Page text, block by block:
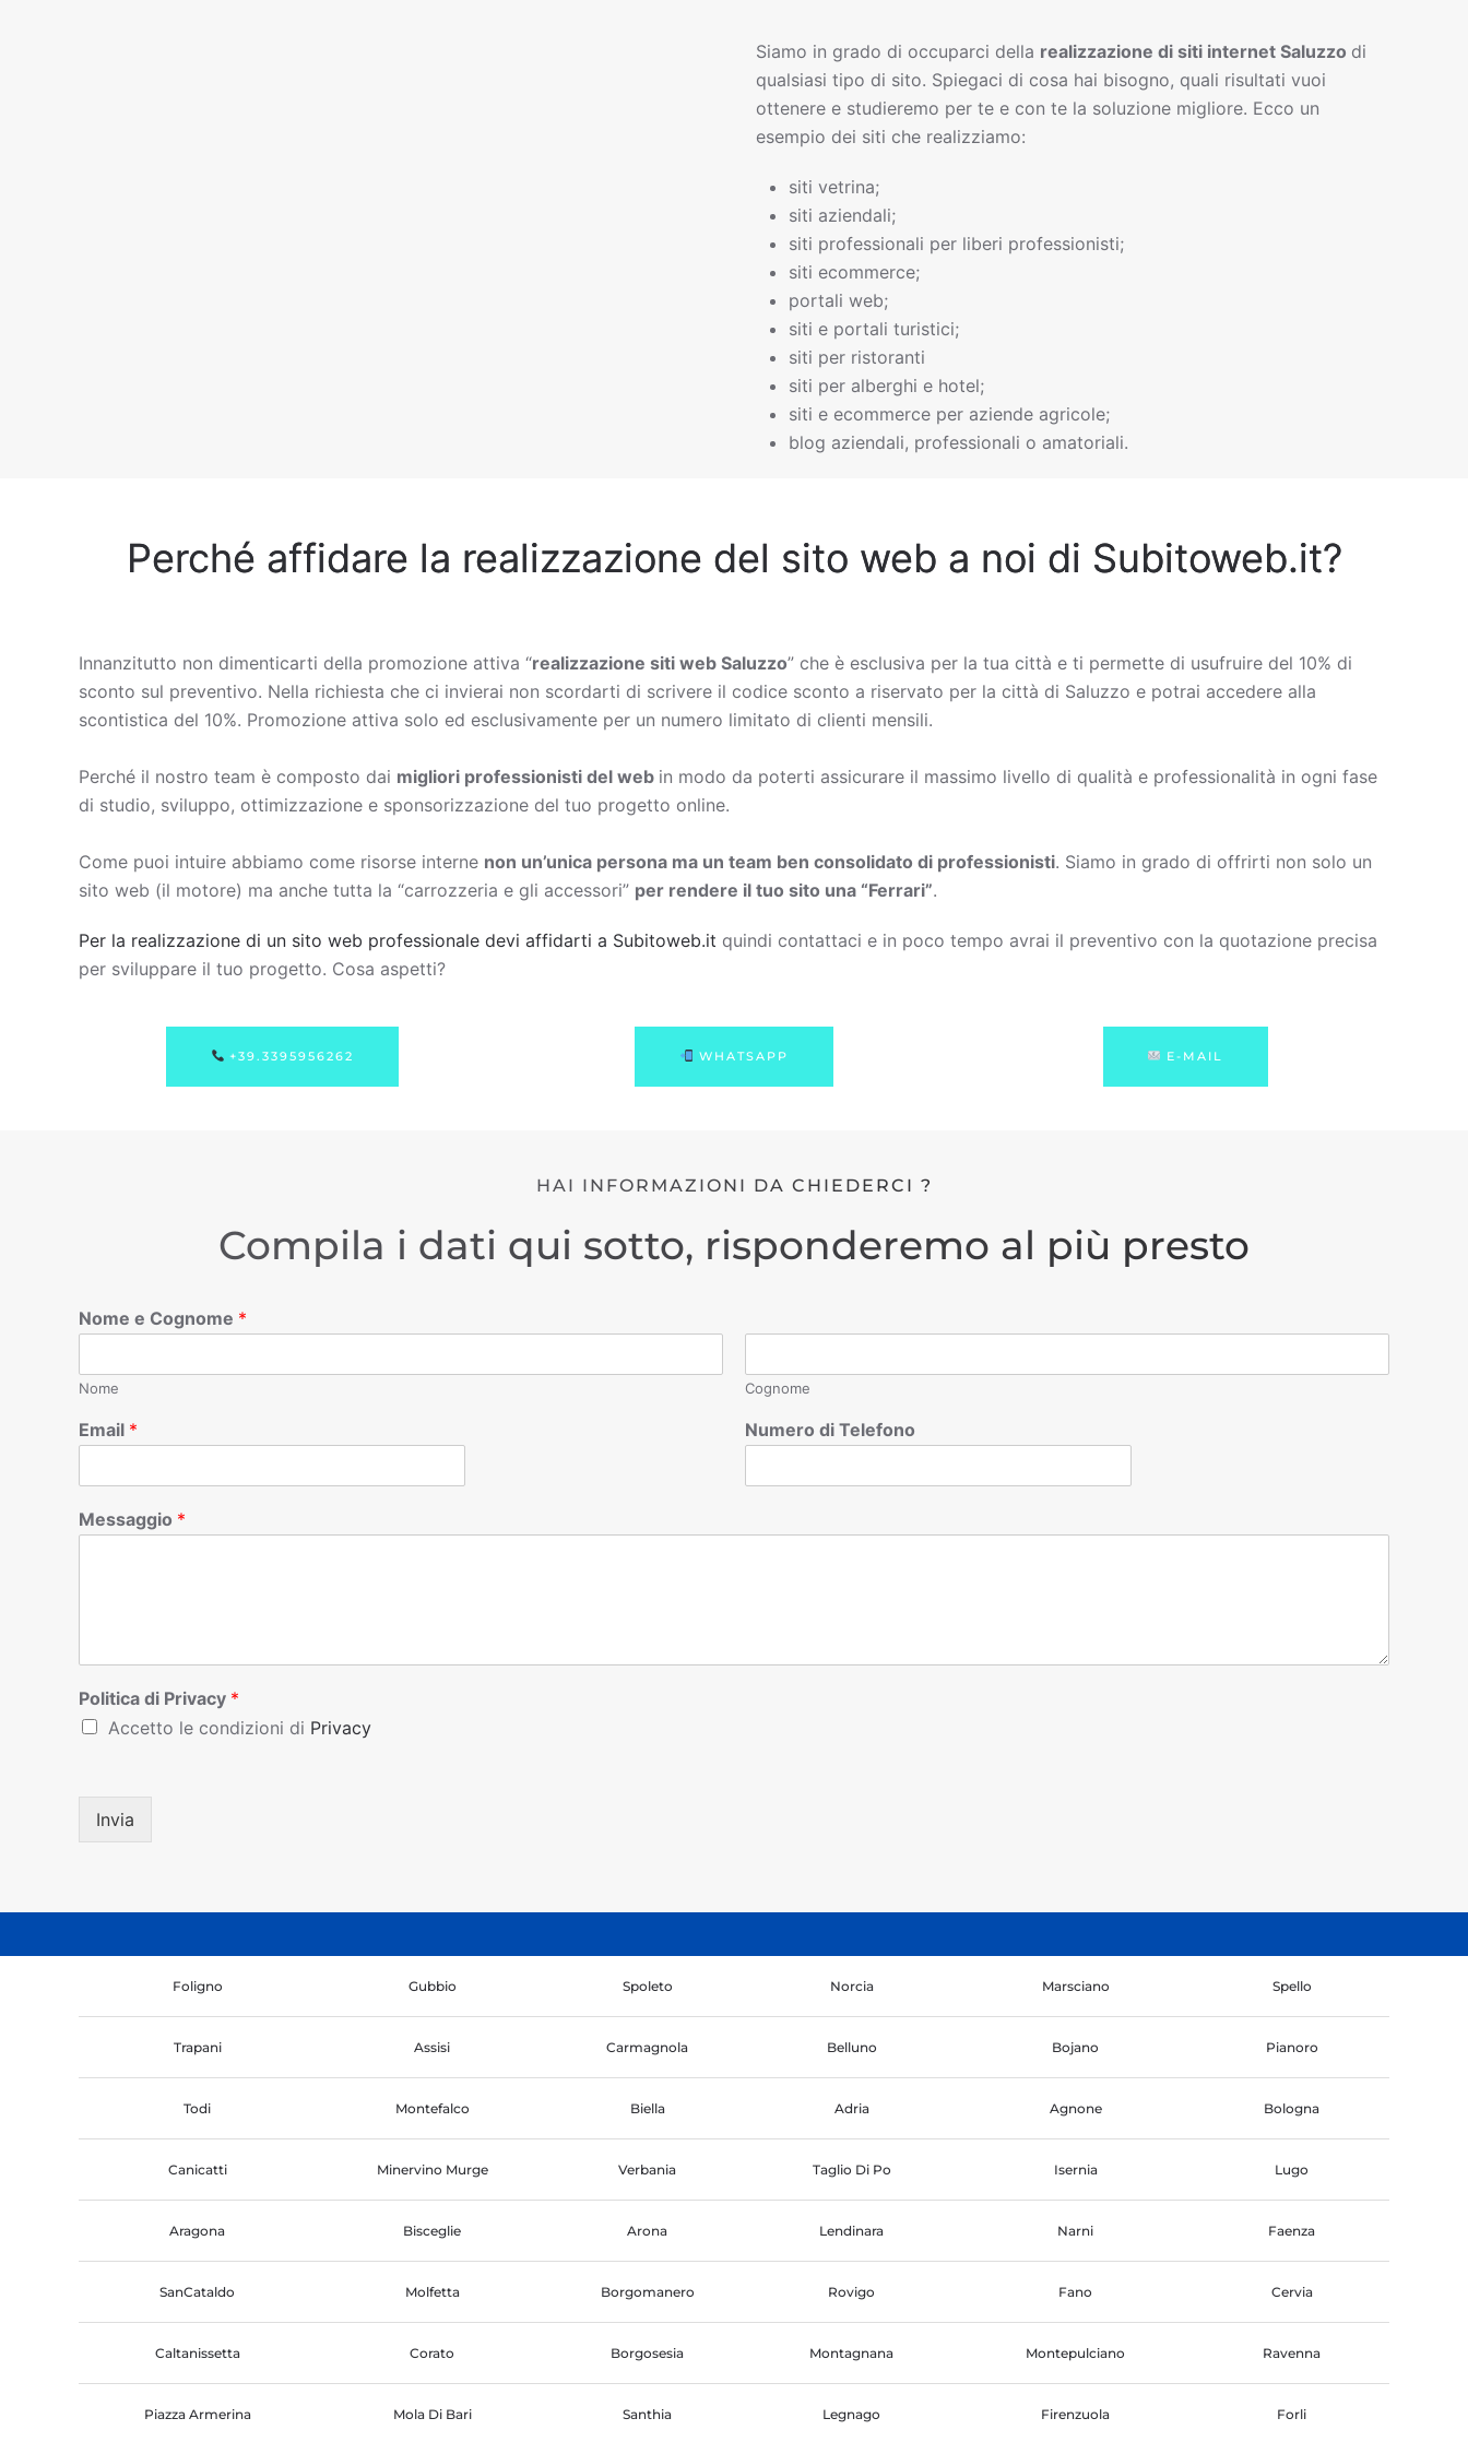
Siamo in grado di occuparci della realizzazione di siti internet Saluzzo di
qualsiasi tipo di sito. Spiegaci di cosa hai bisogno, quali risultati vuoi
ottenere e studieremo per te e con te la soluzione migliore. Ecco un
esempio dei siti che realizziamo:
siti vetrina;
siti aziendali;
siti professionali per liberi professionisti;
siti ecommerce;
portali web;
siti e portali turistici;
siti per ristoranti
siti per alberghi e hotel;
siti e ecommerce per aziende agricole;
blog aziendali, professionali o amatoriali.
Perché affidare la realizzazione del sito web a noi di Subitoweb.it?
Innanzitutto non dimenticarti della promozione attiva “realizzazione siti web Saluzzo” che è esclusiva per la tua città e ti permette di usufruire del 10% di
sconto sul preventivo. Nella richiesta che ci invierai non scordarti di scrivere il codice sconto a riservato per la città di Saluzzo e potrai accedere alla
scontistica del 10%. Promozione attiva solo ed esclusivamente per un numero limitato di clienti mensili.
Perché il nostro team è composto dai migliori professionisti del web in modo da poterti assicurare il massimo livello di qualità e professionalità in ogni fase
di studio, sviluppo, ottimizzazione e sponsorizzazione del tuo progetto online.
Come puoi intuire abbiamo come risorse interne non un’unica persona ma un team ben consolidato di professionisti. Siamo in grado di offrirti non solo un
sito web (il motore) ma anche tutta la “carrozzeria e gli accessori” per rendere il tuo sito una “Ferrari”.
Per la realizzazione di un sito web professionale devi affidarti a Subitoweb.it quindi contattaci e in poco tempo avrai il preventivo con la quotazione precisa
per sviluppare il tuo progetto. Cosa aspetti?
+39.3395956262 WHATSAPP E-MAIL
HAI INFORMAZIONI DA CHIEDERCI ?
Compila i dati qui sotto, risponderemo al più presto
Nome e Cognome *
Nome Cognome
Email * Numero di Telefono
Messaggio *
Politica di Privacy *
Accetto le condizioni di Privacy
Invia
Foligno Gubbio Spoleto Norcia Marsciano Spello
Trapani Assisi Carmagnola Belluno Bojano Pianoro
Todi Montefalco Biella Adria Agnone Bologna
Canicatti Minervino Murge Verbania Taglio Di Po Isernia Lugo
Aragona Bisceglie Arona Lendinara Narni Faenza
SanCataldo Molfetta Borgomanero Rovigo Fano Cervia
Caltanissetta Corato Borgosesia Montagnana Montepulciano Ravenna
Piazza Armerina Mola Di Bari Santhia Legnago Firenzuola Forli